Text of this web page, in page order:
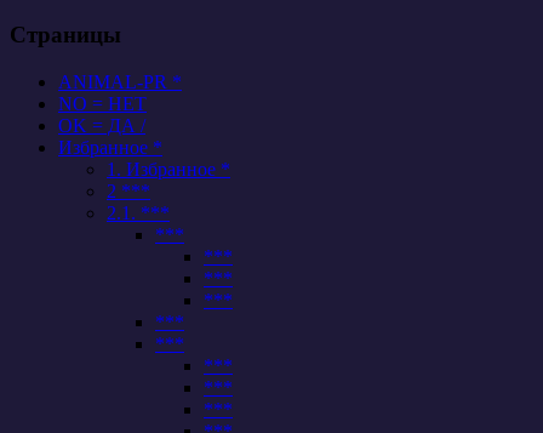
Страницы
ANIMAL-PR *
NO = НЕТ
OK = ДА /
Избранное *
1. Избранное *
2 ***
2.1. ***
***
***
***
***
***
***
***
***
***